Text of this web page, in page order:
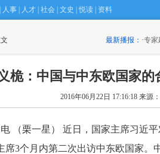
人事 人才 社会 文史 悦读 资料
最新播报： ·专家
桅：中国与中东欧国家的
2016年06月22日 17:16:18 来源
（栗一星） 近日，国家主席习近
席3个月内第二次出访中东欧国家。